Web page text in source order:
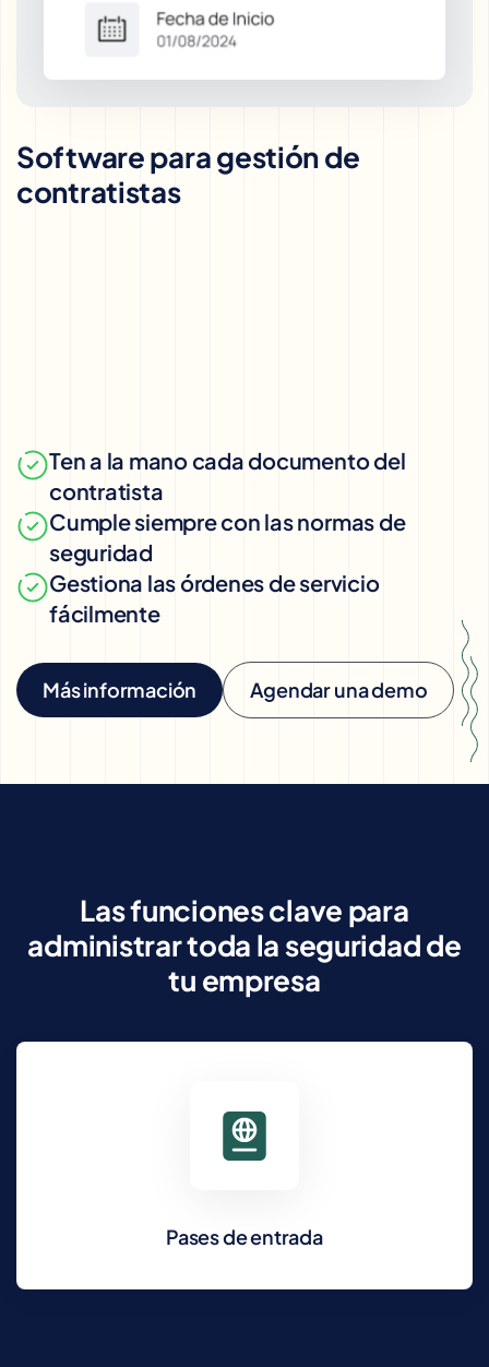
Software para gestión de
contratistas
Ten a la mano cada documento del
contratista
Cumple siempre con las normas de
seguridad
Gestiona las órdenes de servicio
fácilmente
Más información Agendar una demo
Las funciones clave para
administrar toda la seguridad de
tu empresa
Pases de entrada